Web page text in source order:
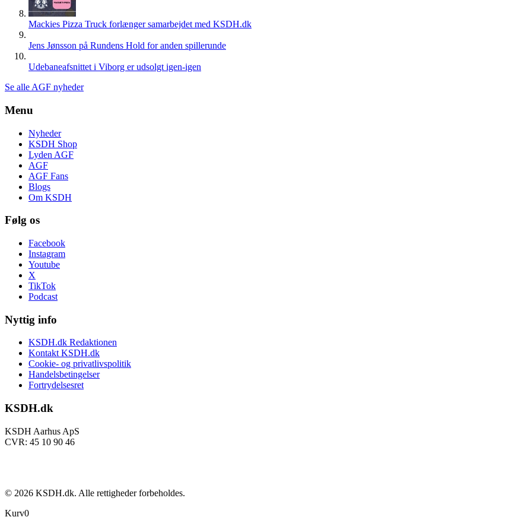
Mackies Pizza Truck forlænger samarbejdet med KSDH.dk
Jens Jønsson på Rundens Hold for anden spillerunde
Udebaneafsnittet i Viborg er udsolgt igen-igen
Se alle AGF nyheder
Menu
Nyheder
KSDH Shop
Lyden AGF
AGF
AGF Fans
Blogs
Om KSDH
Følg os
Facebook
Instagram
Youtube
X
TikTok
Podcast
Nyttig info
KSDH.dk Redaktionen
Kontakt KSDH.dk
Cookie- og privatlivspolitik
Handelsbetingelser
Fortrydelsesret
KSDH.dk
KSDH Aarhus ApS
CVR: 45 10 90 46
© 2026 KSDH.dk. Alle rettigheder forbeholdes.
Kurv0